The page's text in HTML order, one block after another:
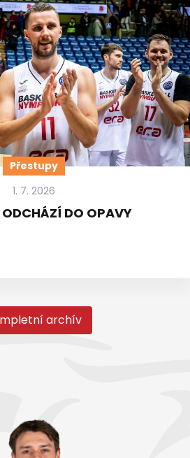
Přestupy
1. 7. 2026
DO OPAVY
archív